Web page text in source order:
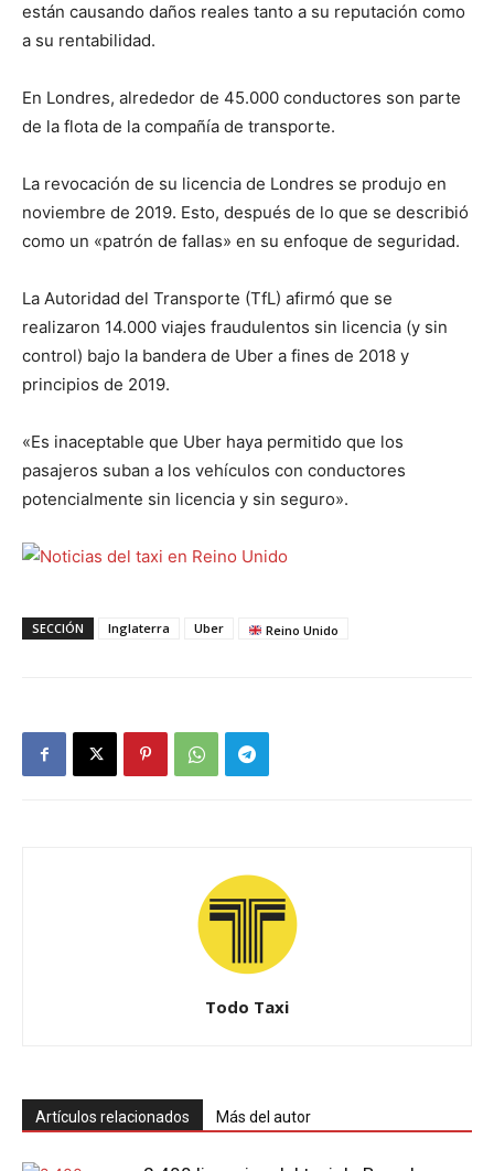
están causando daños reales tanto a su reputación como
a su rentabilidad.
En Londres, alrededor de 45.000 conductores son parte
de la flota de la compañía de transporte.
La revocación de su licencia de Londres se produjo en
noviembre de 2019. Esto, después de lo que se describió
como un «patrón de fallas» en su enfoque de seguridad.
La Autoridad del Transporte (TfL) afirmó que se
realizaron 14.000 viajes fraudulentos sin licencia (y sin
control) bajo la bandera de Uber a fines de 2018 y
principios de 2019.
«Es inaceptable que Uber haya permitido que los
pasajeros suban a los vehículos con conductores
potencialmente sin licencia y sin seguro».
SECCIÓN Inglaterra Uber Reino Unido
Todo Taxi
Artículos relacionados Más del autor